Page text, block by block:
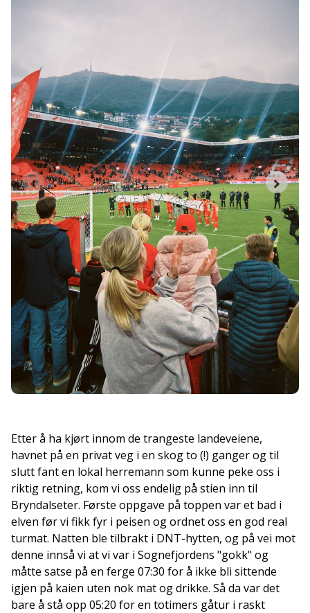
Etter å ha kjørt innom de trangeste landeveiene,
havnet på en privat veg i en skog to (!) ganger og til
slutt fant en lokal herremann som kunne peke oss i
riktig retning, kom vi oss endelig på stien inn til
Bryndalseter. Første oppgave på toppen var et bad i
elven før vi fikk fyr i peisen og ordnet oss en god real
turmat. Natten ble tilbrakt i DNT-hytten, og på vei mot
denne innså vi at vi var i Sognefjordens "gokk" og
måtte satse på en ferge 07:30 for å ikke bli sittende
igjen på kaien uten nok mat og drikke. Så da var det
bare å stå opp 05:20 for en totimers gåtur i raskt